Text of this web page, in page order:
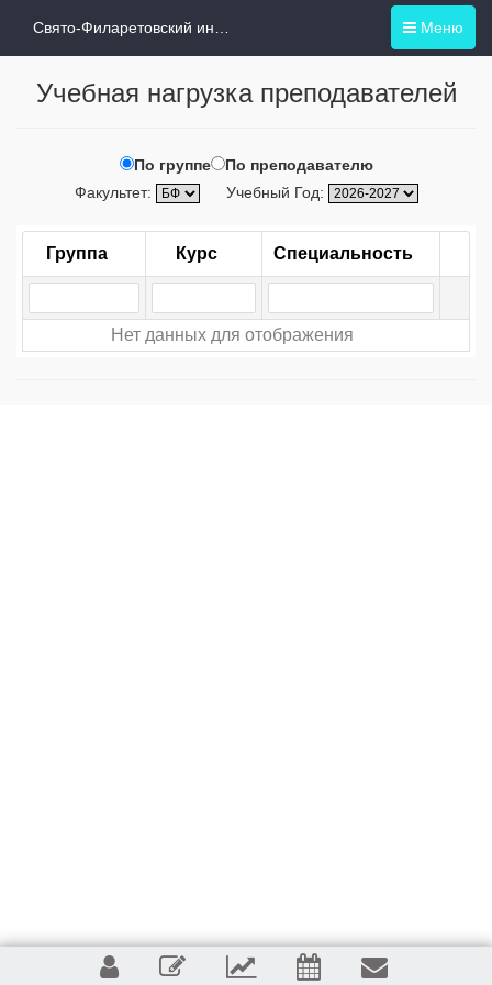
Меню
Учебная нагрузка преподавателей
По группе
По преподавателю
Факультет:
Учебный Год:
Группа Курс Специальность
Нет данных для отображения